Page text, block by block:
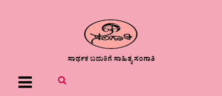
ಸಾರ್ಥಕ ಬದುಕಿಗೆ ಸಾಹಿತ್ಯ ಸಂಗಾತಿ
Menu